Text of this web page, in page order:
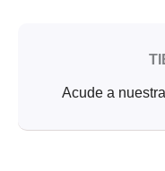
Acude a